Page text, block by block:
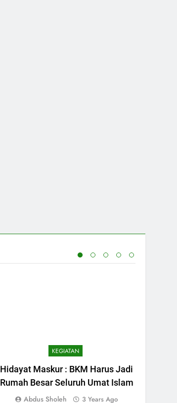
KEGIATAN
Hidayat Maskur : BKM Harus Jadi
Rumah Besar Seluruh Umat Islam
Abdus Sholeh 3 Years Ago